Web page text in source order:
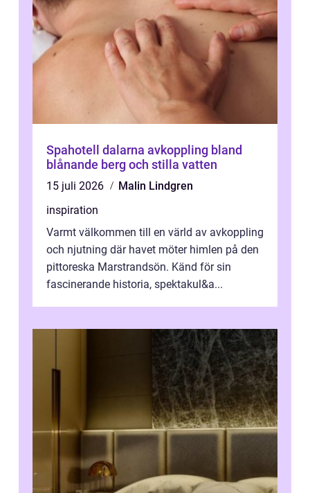
Spahotell dalarna avkoppling bland
blånande berg och stilla vatten
15 juli 2026
Malin Lindgren
inspiration
Varmt välkommen till en värld av avkoppling
och njutning där havet möter himlen på den
pittoreska Marstrandsön. Känd för sin
fascinerande historia, spektakul&a...